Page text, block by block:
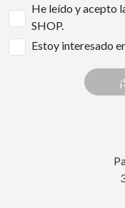
He leído y acepto
SHOP.
Estoy interesado